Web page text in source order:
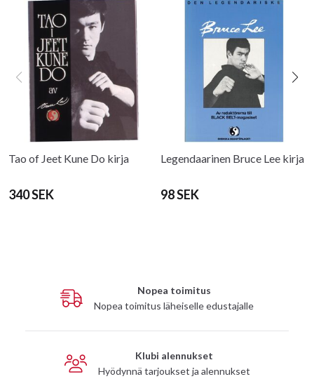
Tao of Jeet Kune Do kirja
340 SEK
Legendaarinen Bruce Lee kirja
98 SEK
Nopea toimitus
Nopea toimitus läheiselle edustajalle
Klubi alennukset
Hyödynnä tarjoukset ja alennukset